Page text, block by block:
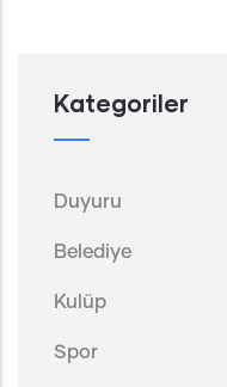
Kategoriler
Duyuru
Belediye
Kulüp
Spor